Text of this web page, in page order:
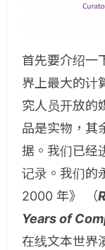
首先要介绍一
界上最大的计
究人员开放的
品是实物，其
据。我们已经
记录。我们的
2000 年》 （
Years of
在线文本世界